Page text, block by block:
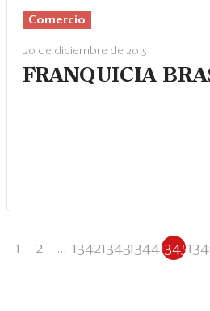
Comercio
20 de diciembre de 2015
FRANQUICIA
1 2 ... 1342134313441345